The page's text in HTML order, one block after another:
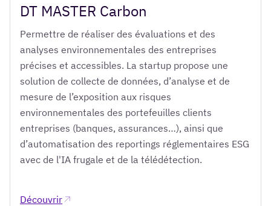
DT MASTER Carbon
Permettre de réaliser des évaluations et des
analyses environnementales des entreprises
précises et accessibles. La startup propose une
solution de collecte de données, d’analyse et de
mesure de l’exposition aux risques
environnementales des portefeuilles clients
entreprises (banques, assurances…), ainsi que
d’automatisation des reportings réglementaires ESG
avec de l'IA frugale et de la télédétection.
Découvrir